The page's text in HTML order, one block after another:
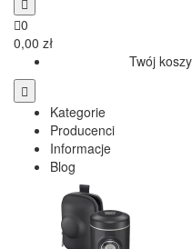
0
0,00 zł
Twój
Kategorie
Producenci
Informacje
Blog